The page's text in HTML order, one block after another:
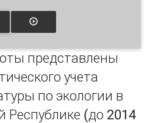
представлены
учета
по экологии в
Республике (до 2014